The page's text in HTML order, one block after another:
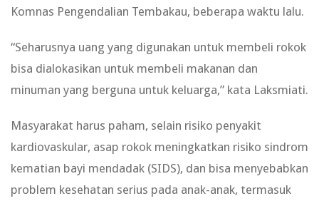
Komnas Pengendalian Tembakau, beberapa waktu lalu.
“Seharusnya uang yang digunakan untuk membeli rokok
bisa dialokasikan untuk membeli makanan dan
minuman yang berguna untuk keluarga,” kata Laksmiati.
Masyarakat harus paham, selain risiko penyakit
kardiovaskular, asap rokok meningkatkan risiko sindrom
kematian bayi mendadak (SIDS), dan bisa menyebabkan
problem kesehatan serius pada anak-anak, termasuk